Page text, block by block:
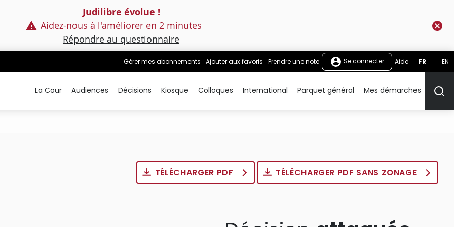
Judilibre évolue !
Aidez-nous à l'améliorer en 2 minutes
Répondre au questionnaire
Gérer mes abonnements Ajouter aux favoris Prendre une note Se connecter Aide FR EN
La Cour Audiences Décisions Kiosque Colloques International Parquet général Mes démarches
TÉLÉCHARGER PDF TÉLÉCHARGER PDF SANS ZONAGE